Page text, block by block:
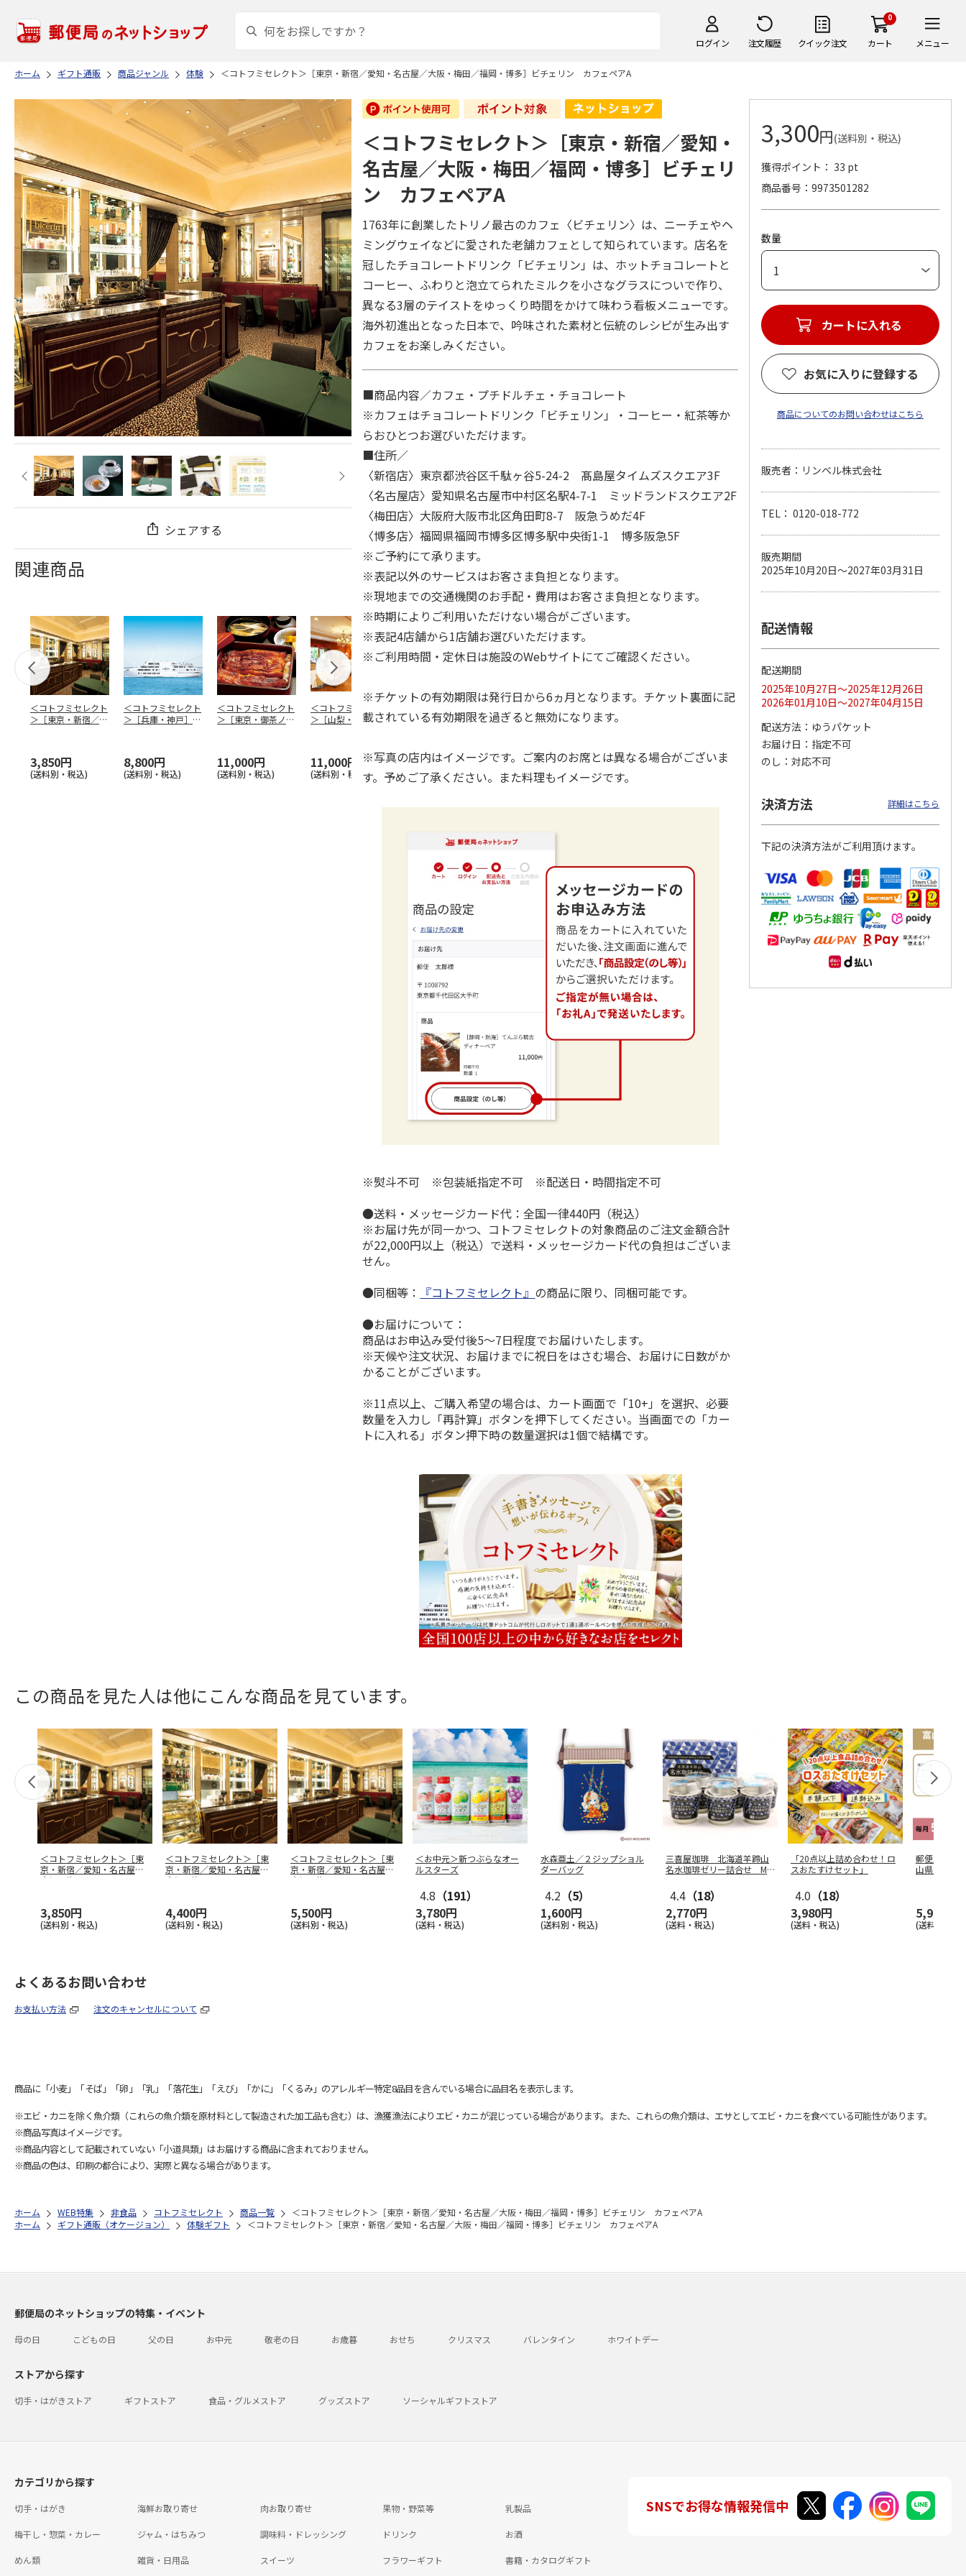
ログイン 注文履歴 クイック注文
0
カート メニュー
ホーム ギフト通販 商品ジャンル 体験 ＜コトフミセレクト＞［東京・新宿／愛知・名古屋／大阪・梅田／福岡・博多］ビチェリン カフェペアA
シェアする
関連商品
＜コトフミセレクト
＞［東京・新宿／愛
3,850円
(送料別・税込)
＜コトフミセレクト
＞［兵庫・神戸］Ｔ
8,800円
(送料別・税込)
＜コトフミセレクト
＞［東京・御茶ノ
11,000円
(送料別・税込)
＜コトフミセレクト
＞［山梨・甲府］サ
11,000円
(送料別・税込)
＞［宮城・塩竃］亀
22,000円
(送料別・税込)
＞［三重・鳥羽］鳥
110,000円
(送料別・税込)
＞［東京・新宿／愛
4,400円
(送料別・税込)
22,000円
＜コトフミセレクト
知・名古屋／大阪・
梅田…
5,500円
＜コトフミセレクト
＜コトフミセレクト＞［東京・新宿／愛知・
名古屋／大阪・梅田／福岡・博多］ビチェリ
ン カフェペアA
1763年に創業したトリノ最古のカフェ〈ビチェリン〉は、ニーチェやヘ
ミングウェイなどに愛された老舗カフェとして知られています。店名を
冠したチョコレートドリンク「ビチェリン」は、ホットチョコレートと
コーヒー、ふわりと泡立てられたミルクを小さなグラスについで作り、
異なる3層のテイストをゆっくり時間をかけて味わう看板メニューです。
海外初進出となった日本で、吟味された素材と伝統のレシピが生み出す
カフェをお楽しみください。
■商品内容／カフェ・プチドルチェ・チョコレート
※カフェはチョコレートドリンク「ビチェリン」・コーヒー・紅茶等か
らおひとつお選びいただけます。
■住所／
〈新宿店〉東京都渋谷区千駄ヶ谷5-24-2 髙島屋タイムズスクエア3F
〈名古屋店〉愛知県名古屋市中村区名駅4-7-1 ミッドランドスクエア2F
〈梅田店〉大阪府大阪市北区角田町8-7 阪急うめだ4F
〈博多店〉福岡県福岡市博多区博多駅中央街1-1 博多阪急5F
※ご予約にて承ります。
※表記以外のサービスはお客さま負担となります。
※現地までの交通機関のお手配・費用はお客さま負担となります。
※時期によりご利用いただけない場合がございます。
※表記4店舗から1店舗お選びいただけます。
※ご利用時間・定休日は施設のWebサイトにてご確認ください。
※チケットの有効期限は発行日から6ヵ月となります。チケット裏面に記
載されている有効期限を過ぎると無効になります。
※写真の店内はイメージです。ご案内のお席とは異なる場合がございま
す。予めご了承ください。また料理もイメージです。
※熨斗不可 ※包装紙指定不可 ※配送日・時間指定不可
●送料・メッセージカード代：全国一律440円（税込）
※お届け先が同一かつ、コトフミセレクトの対象商品のご注文金額合計
が22,000円以上（税込）で送料・メッセージカード代の負担はございま
せん。
●同梱等：
『コトフミセレクト』 の商品に限り、同梱可能です。
●お届けについて：
商品はお申込み受付後5～7日程度でお届けいたします。
※天候や注文状況、お届けまでに祝日をはさむ場合、お届けに日数がか
かることがございます。
※11点以上、ご購入希望の場合は、カート画面で「10+」を選択、必要
数量を入力し「再計算」ボタンを押下してください。当画面での「カー
トに入れる」ボタン押下時の数量選択は1個で結構です。
3,300円(送料別・税込)
獲得ポイント： 33 pt
商品番号
9973501282
数量
お気に入りに登録する
商品についてのお問い合わせはこちら
販売者：リンベル株式会社
TEL： 0120-018-772
販売期間
2025年10月20日～2027年03月31日
配送情報
配送期間
2025年10月27日～2025年12月26日
2026年01月10日～2027年04月15日
配送方法
ゆうパケット
お届け日
指定不可
のし
対応不可
決済方法 詳細はこちら
下記の決済方法がご利用頂けます。
この商品を見た人は他にこんな商品を見ています。
＜コトフミセレクト＞［東
京・新宿／愛知・名古屋／
大阪・梅田
3,850円
(送料別・税込)
＜コトフミセレクト＞［東
京・新宿／愛知・名古屋／
大阪・梅田
4,400円
(送料別・税込)
＜コトフミセレクト＞［東
京・新宿／愛知・名古屋／
大阪・梅田
5,500円
(送料別・税込)
＜お中元＞新つぶらなオー
ルスターズ
4.8 （191）
3,780円
(送料・税込)
水森亜土／２ジップショル
ダーバッグ
4.2 （5）
1,600円
(送料別・税込)
三喜屋珈琲 北海道羊蹄山
名水珈琲ゼリー詰合せ MC
4.4 （18）
2,770円
(送料・税込)
「20点以上詰め合わせ！ロ
スおたすけセット」
4.0 （18）
3,980円
(送料・税込)
郵便局のＷ
山県産 て
5,940円
(送料・税込)
よくあるお問い合わせ
お支払い方法 注文のキャンセルについて
商品に「小麦」「そば」「卵」「乳」「落花生」「えび」「かに」「くるみ」のアレルギー特定8品目を含んでいる場合に品目名を表示します。
※エビ・カニを除く魚介類（これらの魚介類を原材料として製造された加工品も含む）は、漁獲漁法によりエビ・カニが混じっている場合があります。また、これらの魚介類は、エサとしてエビ・カニを食べている可能性があります。
※商品写真はイメージです。
※商品内容として記載されていない「小道具類」はお届けする商品に含まれておりません。
※商品の色は、印刷の都合により、実際と異なる場合があります。
ホーム WEB特集 非食品 コトフミセレクト 商品一覧
＜コトフミセレクト＞［東京・新宿／愛知・名古屋／大阪・梅田／福岡・博多］ビチェリン カフェペアA
ホーム
ギフト通販（オケージョン） 体験ギフト ＜コトフミセレクト＞［東京・新宿／愛知・名古屋／大阪・梅田／福岡・博多］ビチェリン カフェペアA
郵便局のネットショップの特集・イベント
母の日 こどもの日 父の日 お中元 敬老の日 お歳暮 おせち クリスマス バレンタイン ホワイトデー
ストアから探す
切手・はがきストア ギフトストア 食品・グルメストア グッズストア ソーシャルギフトストア
カテゴリから探す
切手・はがき 海鮮お取り寄せ 肉お取り寄せ 果物・野菜等 乳製品
梅干し・惣菜・カレー ジャム・はちみつ 調味料・ドレッシング ドリンク お酒
めん類 雑貨・日用品 スイーツ フラワーギフト 書籍・カタログギフト
SNSでお得な情報発信中